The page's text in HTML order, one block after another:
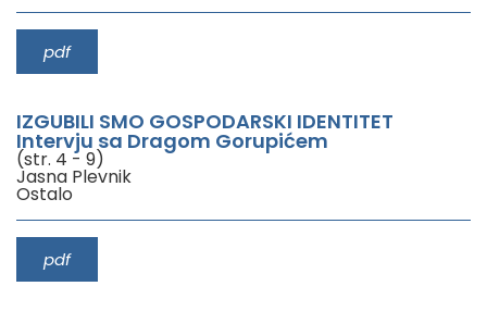
pdf
IZGUBILI SMO GOSPODARSKI IDENTITET
Intervju sa Dragom Gorupićem
(str. 4 - 9)
Jasna Plevnik
Ostalo
pdf